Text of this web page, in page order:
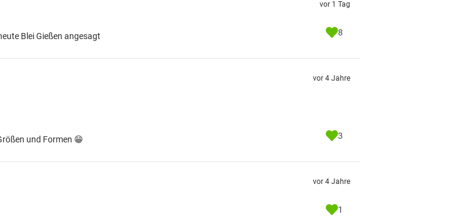
Blei Gießen angesagt
vor 1 Tag
8
und Formen 😁
vor 4 Jahre
3
vor 4 Jahre
1